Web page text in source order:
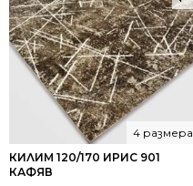
КИЛИМ 120/170 ИРИС 901
КАФЯВ
4 размера